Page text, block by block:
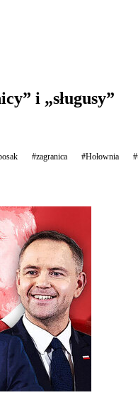
i „sługusy”
#zagranica #Hołownia